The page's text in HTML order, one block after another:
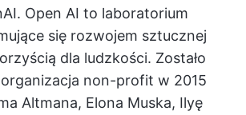
Open AI to laboratorium
się rozwojem sztucznej
dla ludzkości. Zostało
organizacja non-profit w 2015
Altmana, Elona Muska, Ilyę